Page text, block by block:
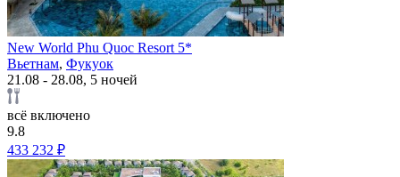
New World Phu Quoc Resort 5*
Вьетнам, Фукуок
21.08 - 28.08, 5 ночей
всё включено
9.8
433 232 ₽